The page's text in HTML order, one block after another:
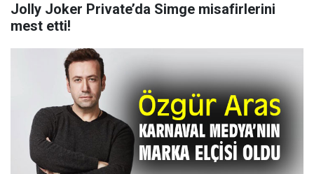
Jolly Joker Private’da Simge misafirlerini
mest etti!